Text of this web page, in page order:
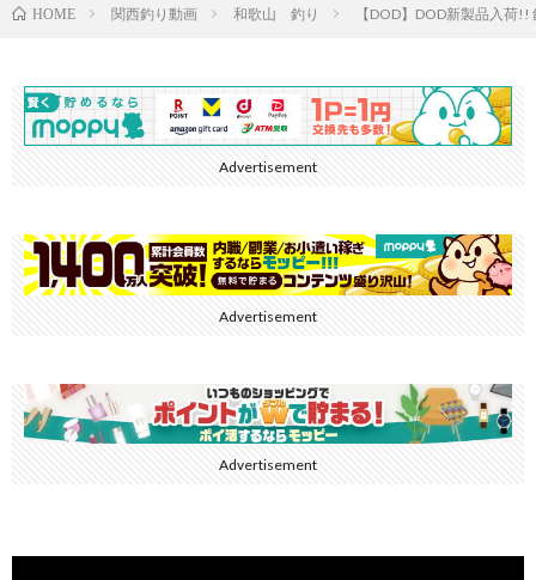
HOME 関西釣り動画 和歌山 釣り 【DOD】DOD新製品入
Advertisement
Advertisement
Advertisement